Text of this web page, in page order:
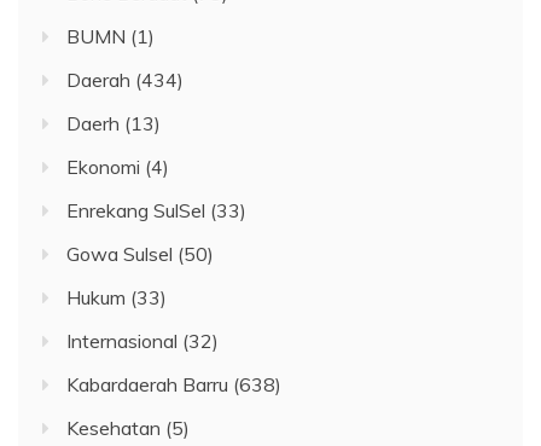
BUMN (1)
Daerah (434)
Daerh (13)
Ekonomi (4)
Enrekang SulSel (33)
Gowa Sulsel (50)
Hukum (33)
Internasional (32)
Kabardaerah Barru (638)
Kesehatan (5)